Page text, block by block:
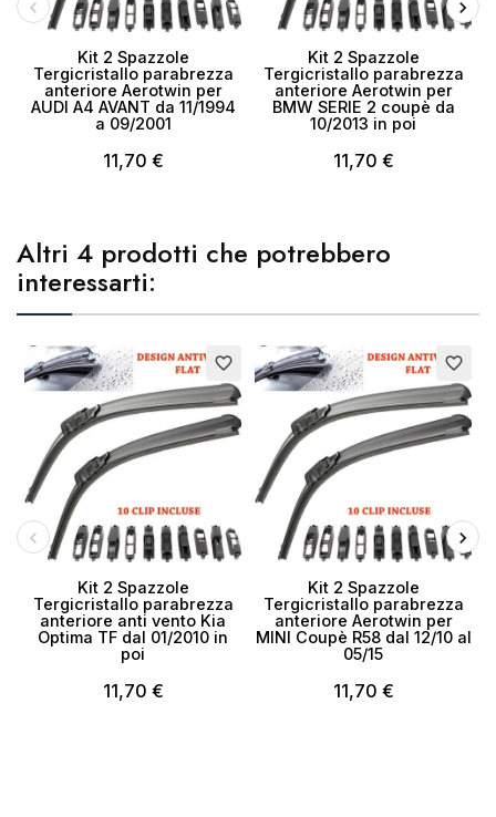
Kit 2 Spazzole
Tergicristallo parabrezza
anteriore Aerotwin per
AUDI A4 AVANT da 11/1994
a 09/2001
11,70 €
Kit 2 Spazzole
Tergicristallo parabrezza
anteriore Aerotwin per
BMW SERIE 2 coupè da
10/2013 in poi
11,70 €
Altri 4 prodotti che potrebbero
interessarti:
favorite_border
Kit 2 Spazzole
Tergicristallo parabrezza
anteriore anti vento Kia
Optima TF dal 01/2010 in
poi
11,70 €
favorite_border
Kit 2 Spazzole
Tergicristallo parabrezza
anteriore Aerotwin per
MINI Coupè R58 dal 12/10 al
05/15
11,70 €